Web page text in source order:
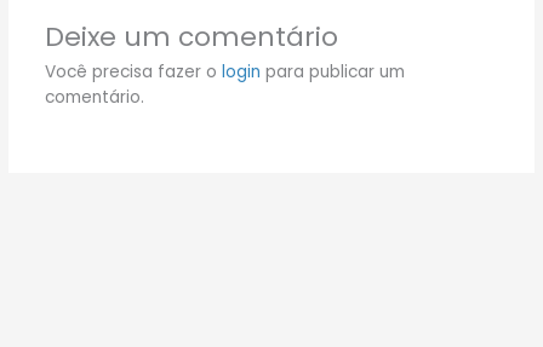
Deixe um comentário
Você precisa fazer o login para publicar um
comentário.